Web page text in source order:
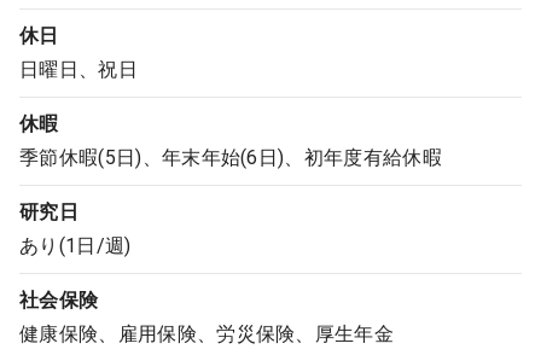
休日
日曜日、祝日
休暇
季節休暇(5日)、年末年始(6日)、初年度有給休暇
研究日
あり(1日/週)
社会保険
健康保険、雇用保険、労災保険、厚生年金